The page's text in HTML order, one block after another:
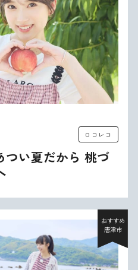
ロコレコ
つい夏だから 桃づ
おすすめ
唐津市